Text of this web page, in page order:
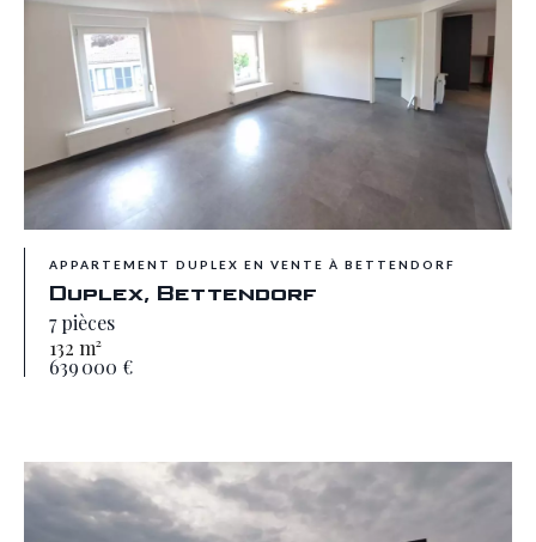
APPARTEMENT DUPLEX EN VENTE À BETTENDORF
Duplex, Bettendorf
7 pièces
132 m²
639 000 €